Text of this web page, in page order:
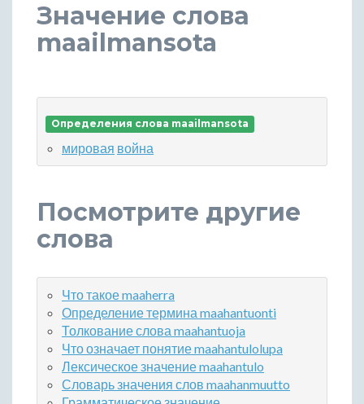
Значение слова
maailmansota
Определения слова maailmansota
мировая война
Посмотрите другие
слова
Что такое maaherra
Определение термина maahantuonti
Толкование слова maahantuoja
Что означает понятие maahantulolupa
Лексическое значение maahantulo
Словарь значения слов maahanmuutto